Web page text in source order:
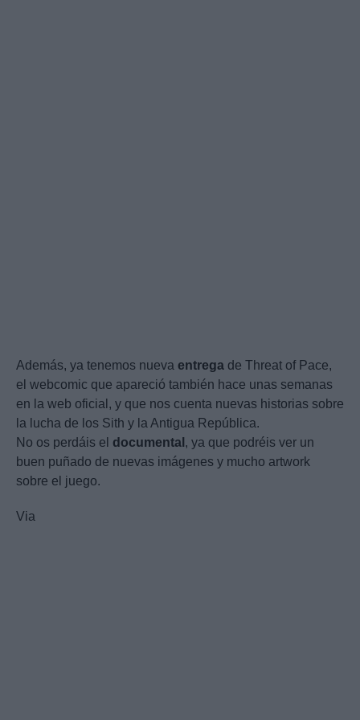
Además, ya tenemos nueva entrega de Threat of Pace,
el webcomic que apareció también hace unas semanas
en la web oficial, y que nos cuenta nuevas historias sobre
la lucha de los Sith y la Antigua República.
No os perdáis el documental , ya que podréis ver un
buen puñado de nuevas imágenes y mucho artwork
sobre el juego.
Via